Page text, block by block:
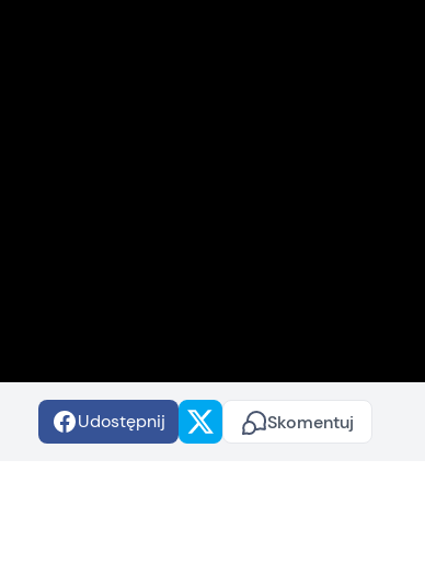
Udostępnij Skomentuj